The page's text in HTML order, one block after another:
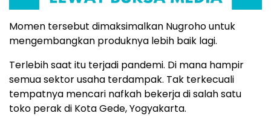
Momen tersebut dimaksimalkan Nugroho untuk
mengembangkan produknya lebih baik lagi.
Terlebih saat itu terjadi pandemi. Di mana hampir
semua sektor usaha terdampak. Tak terkecuali
tempatnya mencari nafkah bekerja di salah satu
toko perak di Kota Gede, Yogyakarta.